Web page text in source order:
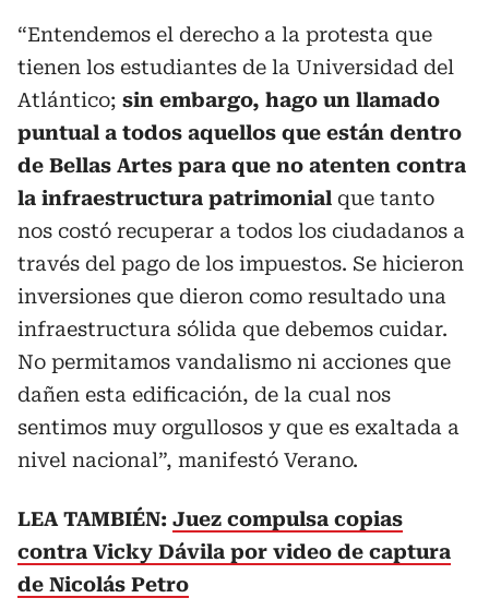
“Entendemos el derecho a la protesta que
tienen los estudiantes de la Universidad del
Atlántico; sin embargo, hago un llamado
puntual a todos aquellos que están dentro
de Bellas Artes para que no atenten contra
la infraestructura patrimonial que tanto
nos costó recuperar a todos los ciudadanos a
través del pago de los impuestos. Se hicieron
inversiones que dieron como resultado una
infraestructura sólida que debemos cuidar.
No permitamos vandalismo ni acciones que
dañen esta edificación, de la cual nos
sentimos muy orgullosos y que es exaltada a
nivel nacional”, manifestó Verano.
LEA TAMBIÉN: Juez compulsa copias
contra Vicky Dávila por video de captura
de Nicolás Petro